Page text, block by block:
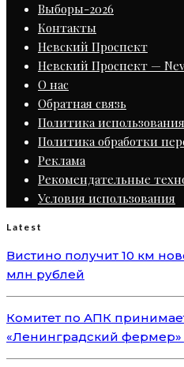
Выборы-2026
Контакты
Невский Проспект
Невский Проспект —
О нас
Обратная связь
Политика
Политика обработки
Реклама
Рекомендательные
Условия использования
Latest
Вистино получит 10 км
млн рублей
Комитет по АПК
«Ленинградский фермер»